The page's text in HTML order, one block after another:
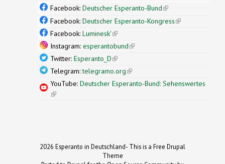
Facebook: Deutscher Esperanto-Bund(link is
external)
Facebook: Deutscher Esperanto-Kongress(link is
Facebook: Luminesk'(link is external)
Instagram: esperantobund(link is external)
Twitter: Esperanto_D(link is external)
Telegram:telegramo.org(link is external)
YouTube: Deutscher Esperanto-Bund: Sehenswertes
(link is external)
2026 Esperanto in Deutschland- This is a Free Drupal
Theme